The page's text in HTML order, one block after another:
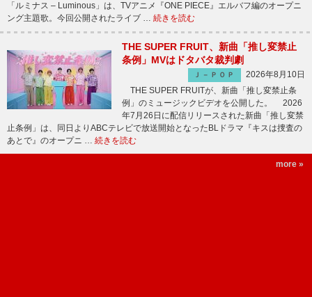
「ルミナス – Luminous」は、TVアニメ『ONE PIECE』エルバフ編のオープニ
ング主題歌。今回公開されたライブ … 続きを読む
THE SUPER FRUIT、新曲「推し変禁止
条例」MVはドタバタ裁判劇
Ｊ－ＰＯＰ
2026年8月10日
THE SUPER FRUITが、新曲「推し変禁止条
例」のミュージックビデオを公開した。 2026
年7月26日に配信リリースされた新曲「推し変禁
止条例」は、同日よりABCテレビで放送開始となったBLドラマ『キスは捜査の
あとで』のオープニ … 続きを読む
more »